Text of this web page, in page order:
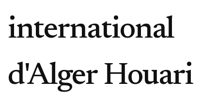
international
d'Alger Houari